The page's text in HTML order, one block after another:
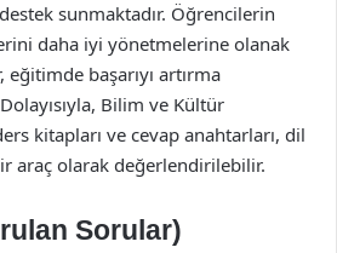
sunmaktadır. Öğrencilerin
daha iyi yönetmelerine olanak
başarıyı artırma
Bilim ve Kültür
kitapları ve cevap anahtarları, dil
araç olarak değerlendirilebilir.
Sorular)